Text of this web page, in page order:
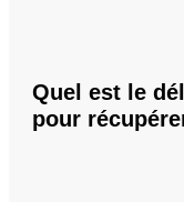
Quel est le
pour